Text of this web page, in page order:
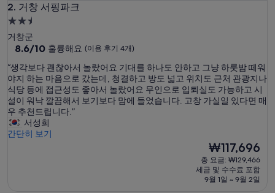
냈
습
다
서
비
스
맛
이
생
각
2. 거창 서핑파크
거창 서핑파크
2.5
성
급
숙
박
시
설
거창군
10
만
점
중
8.6
점,
훌
륭
8.6/10 훌륭해요 (이용 후기 4개)
“
생
각
보
다
괜
찮
“생각보다 괜찮아서 놀랐어요 기대를 하나도 안하고 그냥 하룻밤 떼워
야지 하는 마음으로 갔는데, 청결하고 방도 넓고 위치도 근처 관광지나
식당 등에 접근성도 좋아서 놀랐어요 무인으로 입퇴실도 가능하고 시
설이 워낙 깔끔해서 보기보다 맘에 들었습니다. 고창 가실일 있다면 매
우 추천드립니다.”
서성희
간단히 보기
현
재
요
금
₩117,696
총 요금: ₩129,466
세금 및 수수료 포함
9월 1일 ~ 9월 2일